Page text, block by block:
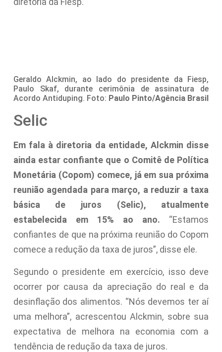
Geraldo Alckmin, ao lado do presidente da Fiesp,
Paulo Skaf, durante cerimônia de assinatura de
Acordo Antiduping. Foto: Paulo Pinto/Agência Brasil
Selic
Em fala à diretoria da entidade, Alckmin disse
ainda estar confiante que o Comitê de Política
Monetária (Copom) comece, já em sua próxima
reunião agendada para março, a reduzir a taxa
básica de juros (Selic), atualmente
estabelecida em 15% ao ano. “Estamos
confiantes de que na próxima reunião do Copom
comece a redução da taxa de juros”, disse ele.
Segundo o presidente em exercício, isso deve
ocorrer por causa da apreciação do real e da
desinflação dos alimentos. “Nós devemos ter aí
uma melhora”, acrescentou Alckmin, sobre sua
expectativa de melhora na economia com a
tendência de redução da taxa de juros.